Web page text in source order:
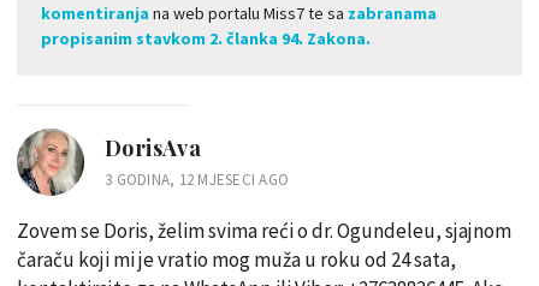
komentiranja na web portalu Miss7 te sa zabranama
propisanim stavkom 2. članka 94. Zakona.
DorisAva
3 GODINA, 12 MJESECI AGO
Zovem se Doris, želim svima reći o dr. Ogundeleu, sjajnom
čaraču koji mi je vratio mog muža u roku od 24 sata,